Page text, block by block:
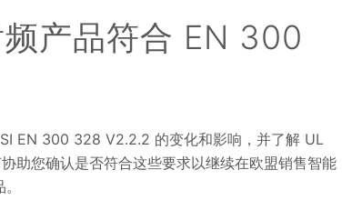
产品符合 EN 300
EN 300 328 V2.2.2 的变化和影响，并了解 UL
助您确认是否符合这些要求以继续在欧盟销售智能